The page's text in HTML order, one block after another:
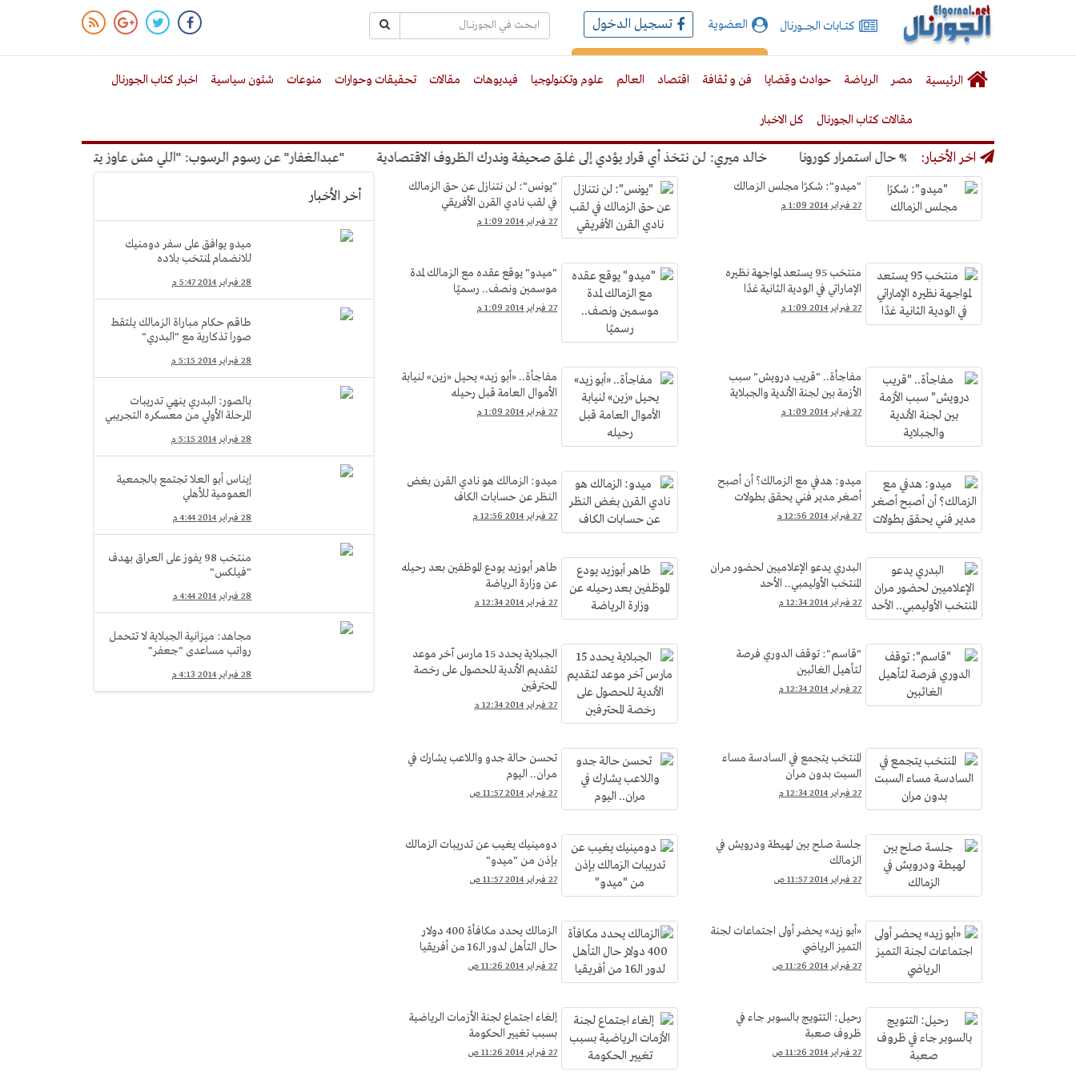
الجورنال
نت
كتـــابات الجـــــورنال العضوية تسجيل الدخول
الرئيسية مصر الرياضة حوادث وقضايا فن و ثقافة اقتصاد العالم علوم وتكنولوجيا فيديوهات مقالات تحقيقات وحوارات منوعات شئون سياسية اخبار كتاب الجورنال
مقالات كتاب الجورنال كل الاخبار
اخر الأخبار:بنسبة 50% حال استمرار كورونا خالد ميري: لن نتخذ أي قرار يؤدي إلى غلق صحيفة وندرك الظروف الاقتصادية "عبدالغفار" عن رسوم الرسوب: "اللي مش عاوز يتعلم ملوش مجانية"
الرياضة
&gt;
القدم
"ميدو": شكرًا مجلس الزمالك
27 فبراير 2014 1:09 م
"يونس": لن نتنازل عن حق الزمالك
في لقب نادي القرن الأفريقي
27 فبراير 2014 1:09 م
منتخب 95 يستعد لمواجهة نظيره
الإماراتي في الودية الثانية غدًا
27 فبراير 2014 1:09 م
"ميدو" يوقع عقده مع الزمالك لمدة
موسمين ونصف.. رسميًا
27 فبراير 2014 1:09 م
مفاجأة.. "قريب درويش" سبب
الأزمة بين لجنة الأندية والجبلاية
27 فبراير 2014 1:09 م
مفاجأة.. «أبو زيد» يحيل «زين» لنيابة
الأموال العامة قبل رحيله
27 فبراير 2014 1:09 م
ميدو: هدفي مع الزمالك؟ أن أصبح
أصغر مدير فني يحقق بطولات
27 فبراير 2014 12:56 م
ميدو: الزمالك هو نادي القرن بغض
النظر عن حسابات الكاف
27 فبراير 2014 12:56 م
البدري يدعو الإعلاميين لحضور مران
المنتخب الأوليمبي.. الأحد
27 فبراير 2014 12:34 م
طاهر أبوزيد يودع الموظفين بعد رحيله
عن وزارة الرياضة
27 فبراير 2014 12:34 م
"قاسم": توقف الدوري فرصة
لتأهيل الغائبين
27 فبراير 2014 12:34 م
الجبلاية يحدد 15 مارس آخر موعد
لتقديم الأندية للحصول على رخصة
المحترفين
27 فبراير 2014 12:34 م
المنتخب يتجمع في السادسة مساء
السبت بدون مران
27 فبراير 2014 12:34 م
تحسن حالة جدو واللاعب يشارك في
مران.. اليوم
27 فبراير 2014 11:57 ص
جلسة صلح بين لهيطة ودرويش في
الزمالك
27 فبراير 2014 11:57 ص
دومينيك يغيب عن تدريبات الزمالك
بإذن من "ميدو"
27 فبراير 2014 11:57 ص
«أبو زيد» يحضر أولى اجتماعات لجنة
التميز الرياضي
27 فبراير 2014 11:26 ص
الزمالك يحدد مكافأة 400 دولار
حال التأهل لدور الـ16 من أفريقيا
27 فبراير 2014 11:26 ص
رحيل: التتويج بالسوبر جاء في
ظروف صعبة
27 فبراير 2014 11:26 ص
إلغاء اجتماع لجنة الأزمات الرياضية
بسبب تغيير الحكومة
27 فبراير 2014 11:26 ص
أخر الأخبار
ميدو يوافق على سفر دومنيك
للانضمام لمنتخب بلاده
28 فبراير 2014 5:47 م
طاقم حكام مباراة الزمالك يلتقط
صورا تذكارية مع "البدري"
28 فبراير 2014 5:15 م
بالصور: البدري ينهي تدريبات
المرحلة الأولي من معسكره التجريبي
28 فبراير 2014 5:15 م
إيناس أبو العلا تجتمع بالجمعية
العمومية للأهلي
28 فبراير 2014 4:44 م
منتخب 98 يفوز على العراق بهدف
"فيلكس"
28 فبراير 2014 4:44 م
مجاهد: ميزانية الجبلاية لا تتحمل
رواتب مساعدى "جعفر"
28 فبراير 2014 4:13 م